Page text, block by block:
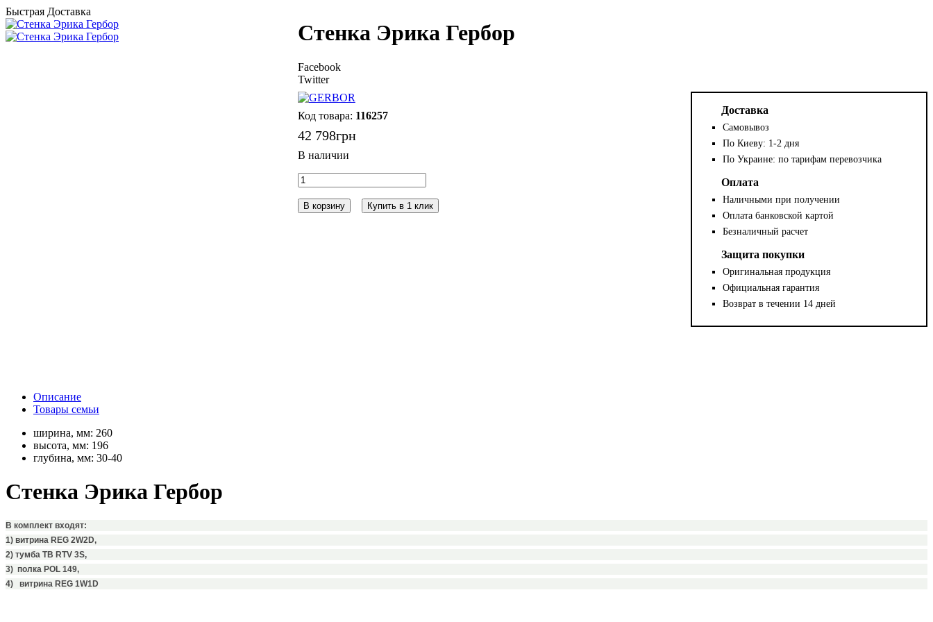
Быстрая Доставка
Стенка Эрика Гербор
Facebook
Twitter
116257
42 798грн
В корзину Купить в 1 клик
Доставка
Самовывоз
По Киеву: 1-2 дня
По Украине: по тарифам перевозчика
Оплата
Наличными при получении
Оплата банковской картой
Безналичный расчет
Защита покупки
Оригинальная продукция
Официальная гарантия
Возврат в течении 14 дней
Описание
Товары семьи
ширина, мм: 260
высота, мм: 196
глубина, мм: 30-40
Стенка Эрика Гербор
В комплект входят:
1) витрина REG 2W2D,
2) тумба ТВ RTV 3S,
3) полка POL 149,
4)
витрина REG 1W1D